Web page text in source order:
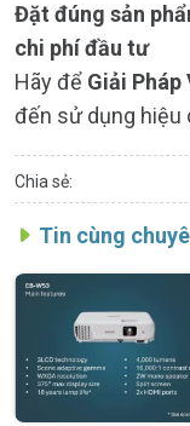
Đặt đúng sản
chi phí đầu tư
Hãy để Giải Pháp
đến sử dụng hiệu
Chia sẻ:
Tin cùng